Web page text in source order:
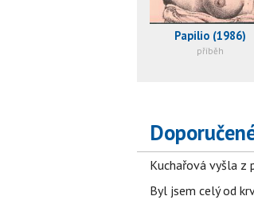
Papilio (1986)
příběh
Kuchařová vyšla z
Byl jsem celý od